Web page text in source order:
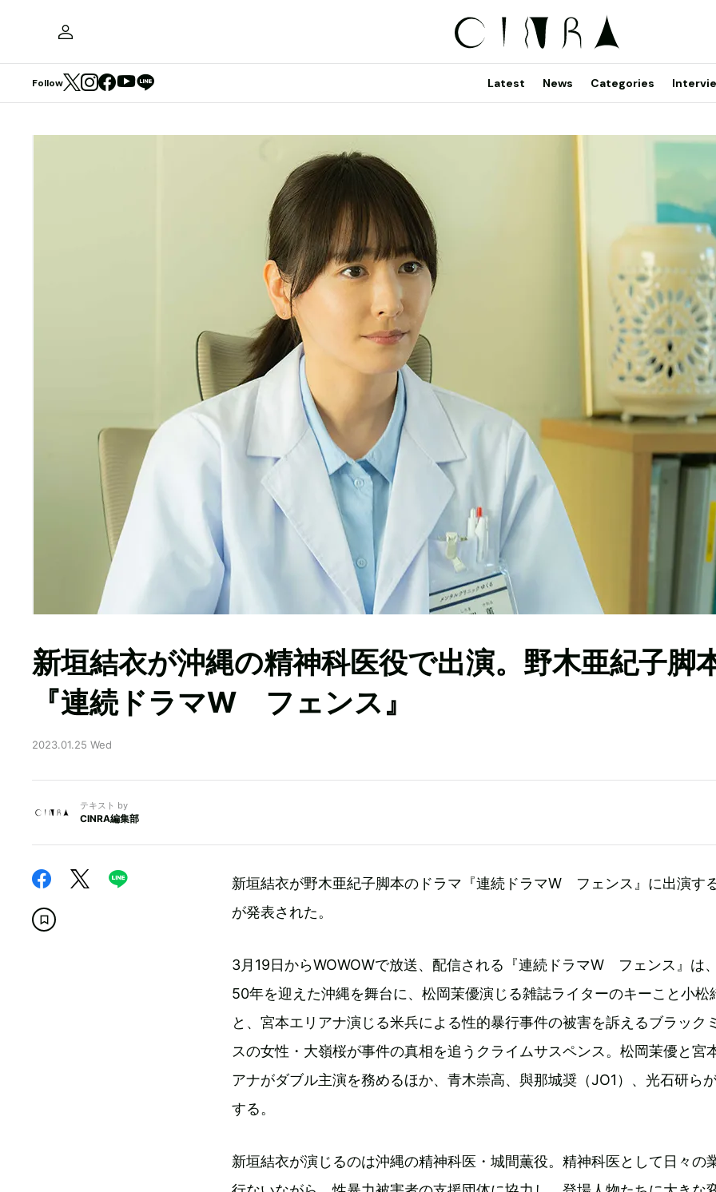
Follow Latest News Categories
新垣結衣が沖縄の精神科医役で出演。野木亜紀子脚
『連続ドラマW フェンス』
2023.01.25 Wed
テキスト by
CINRA編集部
新垣結衣が野木亜紀子脚本のドラマ『連続ドラマW フェンス』に出演す
が発表された。
3月19日からWOWOWで放送、配信される『連続ドラマW フェンス』は
50年を迎えた沖縄を舞台に、松岡茉優演じる雑誌ライターのキーこと小松
と、宮本エリアナ演じる米兵による性的暴行事件の被害を訴えるブラック
スの女性・大嶺桜が事件の真相を追うクライムサスペンス。松岡茉優と宮
アナがダブル主演を務めるほか、青木崇高、與那城奨（JO1）、光石研ら
する。
新垣結衣が演じるのは沖縄の精神科医・城間薫役。精神科医として日々の